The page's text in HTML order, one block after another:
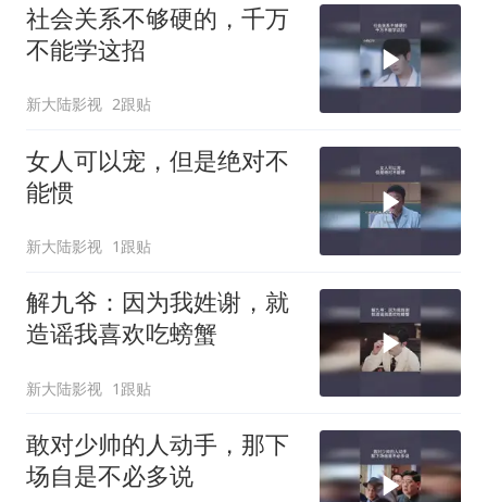
社会关系不够硬的，千万
不能学这招
新大陆影视 2跟贴
女人可以宠，但是绝对不
能惯
新大陆影视 1跟贴
解九爷：因为我姓谢，就
造谣我喜欢吃螃蟹
新大陆影视 1跟贴
敢对少帅的人动手，那下
场自是不必多说